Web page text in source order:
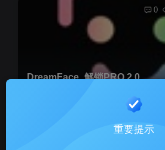
DreamFace_解锁PRO 2.0
0
重要提示